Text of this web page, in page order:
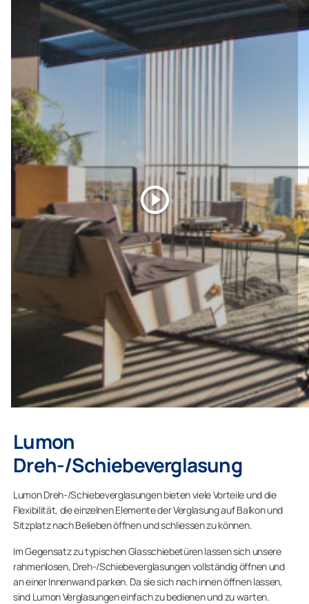
Lumon
Dreh-/Schiebeverglasung
Lumon Dreh-/Schiebeverglasungen bieten viele Vorteile und die
Flexibilität, die einzelnen Elemente der Verglasung auf Balkon und
Sitzplatz nach Belieben öffnen und schliessen zu können.
Im Gegensatz zu typischen Glasschiebetüren lassen sich unsere
rahmenlosen, Dreh-/Schiebeverglasungen vollständig öffnen und
an einer Innenwand parken. Da sie sich nach innen öffnen lassen,
sind Lumon Verglasungen einfach zu bedienen und zu warten.